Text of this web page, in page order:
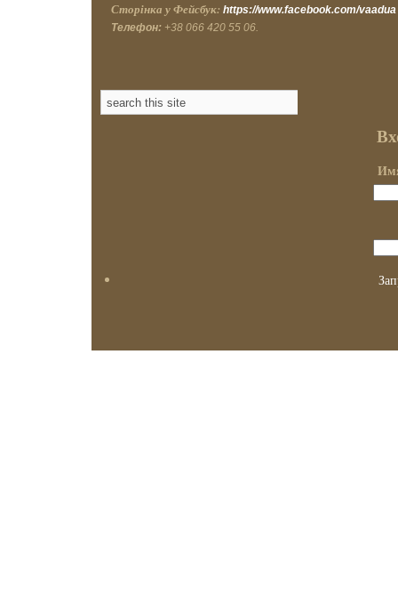
Сторінка у Фейсбук: https://www.facebook.com/vaadua
Телефон: +38 066 420 55 06.